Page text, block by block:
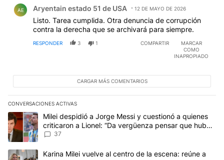
AE Aryentain estado 51 de USA 12 DE MAYO DE 2026
Listo. Tarea cumplida. Otra denuncia de corrupción
contra la derecha que se archivará para siempre.
RESPONDER 3 1 COMPARTIR
MARCAR
COMO
INAPROPIADO
CARGAR MÁS COMENTARIOS
CONVERSACIONES ACTIVAS
Este listado muestra los artículos con más comentarios en los
Un artículo de tendencia con el título "Milei despidió a Jorge
Milei despidió a Jorge Messi y cuestionó a quienes
criticaron a Lionel: “Da vergüenza pensar que hubo
anti-Messi”
37
Un artículo de tendencia con el título "Karina Milei vuelve al
Karina Milei vuelve al centro de la escena: reúne a